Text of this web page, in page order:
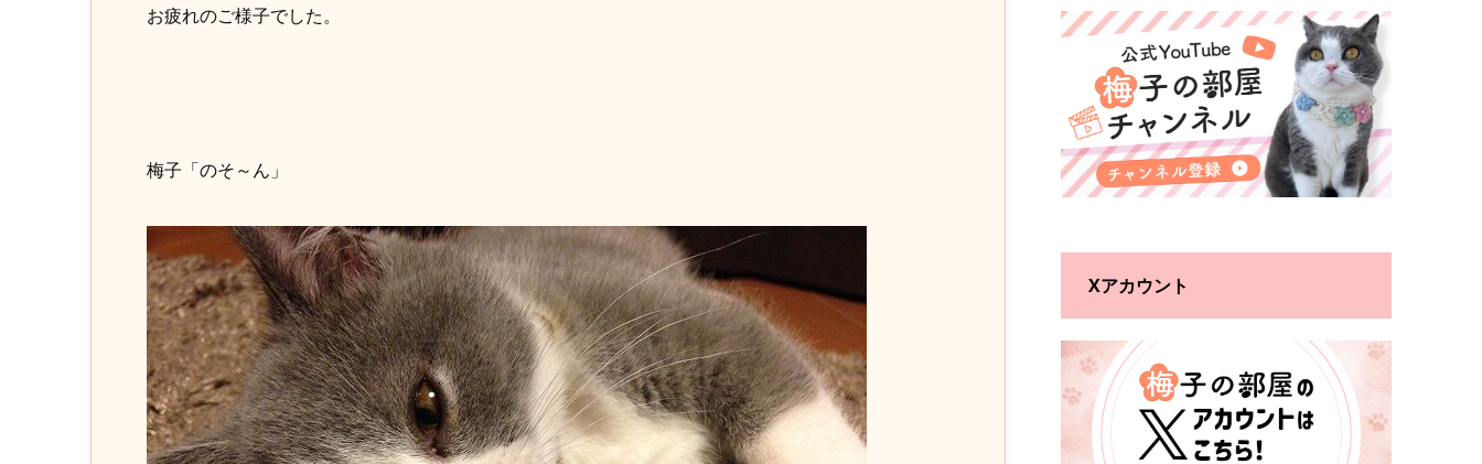
お疲れのご様子でした。
梅子「のそ～ん」
Xアカウント